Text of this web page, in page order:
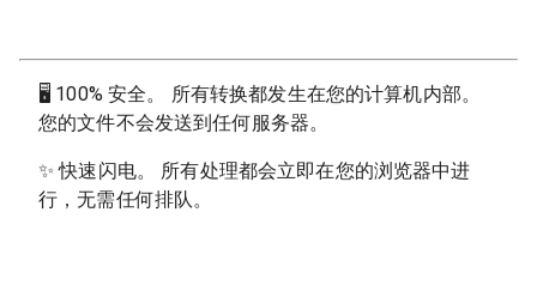
🖥 100% 安全。 所有转换都发生在您的计算机内部。
您的文件不会发送到任何服务器。
✨快速闪电。 所有处理都会立即在您的浏览器中进
行，无需任何排队。